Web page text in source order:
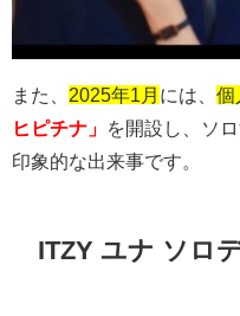
また、 2025年1月 には、 個
ヒピチナ」
を開設し、ソ
印象的な出来事です。
ITZY ユナ ソロ